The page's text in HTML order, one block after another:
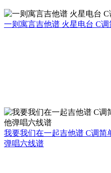
一则寓言吉他谱 火星电台 C
我要我们在一起吉他谱 C调简
弹唱六线谱